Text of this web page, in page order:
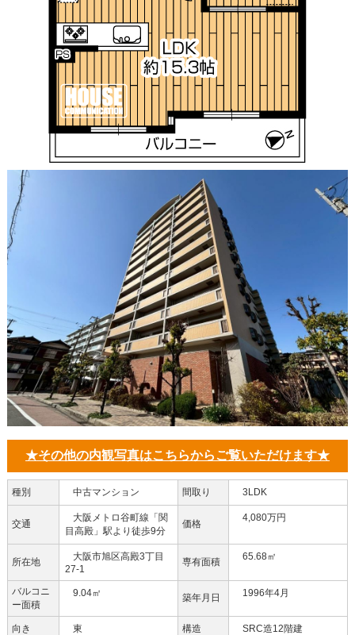
★その他の内観写真はこちらからご覧いただけます★
種別 中古マンション 間取り 3LDK
交通
大阪メトロ谷町線「関
目高殿」駅より徒歩9分
価格
4,080万円
所在地
大阪市旭区高殿3丁目
27-1
専有面積 65.68㎡
バルコニ
ー面積
9.04㎡ 築年月日 1996年4月
向き 東 構造 SRC造12階建